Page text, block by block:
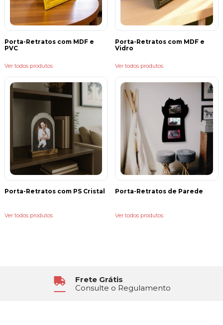
plana, normalmente são apoiados com a gravata, que fica na parte de trás
do porta-retrato. Já os de parede, como o próprio nome já diz, são aqueles
que você pode colocar nas paredes, eles podem tanto ser de uma foto só,
como também podem ser encontrados em forma de painel, com várias
fotos.
desejar. O acetato, que é como um plástico maleável, em contrapartida
com o vidro, o acetato é um pouco mais fácil de arranhar, mas o efeito é
idêntico. E por último, o PVC, o PVC é muito parecido com o acetato, o seu
grande diferencial é que ele é antirreflexo, dando um efeito diferenciado na
Porta-Retratos com MDF e
PVC
Ver todos produtos
Porta-Retratos com MDF e
Vidro
Ver todos produtos
Porta-Retratos com PS Cristal
Ver todos produtos
Porta-Retratos de Parede
Ver todos produtos
Frete Grátis
Consulte o Regulamento